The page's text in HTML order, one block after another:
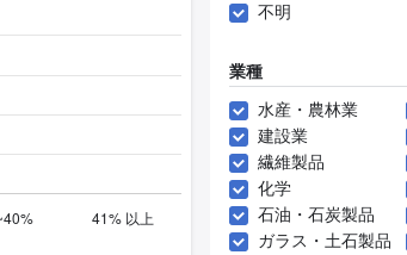
不明
業種
水産・農林業
建設業
繊維製品
化学
石油・石炭製品
ガラス・土石製品